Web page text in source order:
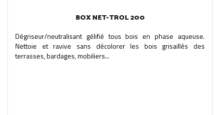
BOX NET-TROL 200
Dégriseur/neutralisant gélifié tous bois en phase aqueuse.
Nettoie et ravive sans décolorer les bois grisaillés des
terrasses, bardages, mobiliers...